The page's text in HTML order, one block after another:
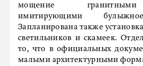
мощение
имитирующими
Запланирована также
светильников и скамеек.
то, что в официальных
малыми архитектурными